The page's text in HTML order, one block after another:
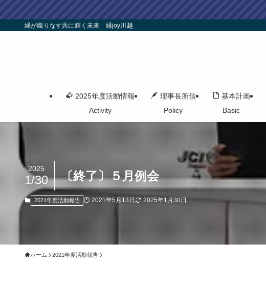
縁が織りなす共に輝く未来 縁joy川越
2025年度活動情報
Activity
理事長所信
Policy
基本計画
Basic
〔終了〕５月例会
2025
1/30
2021年度活動報告 2021年5月13日 2025年1月30日
ホーム 2021年度活動報告